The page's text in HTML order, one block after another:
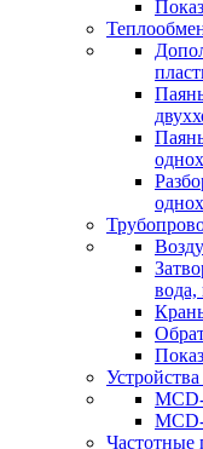
вода,
Частотные